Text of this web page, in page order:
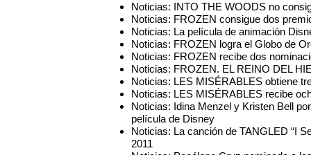
Noticias: INTO THE WOODS no
Noticias: FROZEN consigue dos
Noticias: La película de animación
Noticias: FROZEN logra el Globo de
Noticias: FROZEN recibe dos
Noticias: FROZEN. EL REINO DEL
Noticias: LES MISÉRABLES obtiene
Noticias: LES MISÉRABLES recibe
Noticias: Idina Menzel y Kristen Bell
película de Disney
Noticias: La canción de TANGLED “I
2011